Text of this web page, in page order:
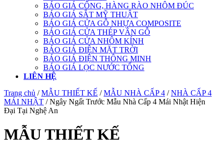
BÁO GIÁ CỔNG, HÀNG RÀO NHÔM ĐÚC
BÁO GIÁ SẮT MỸ THUẬT
BÁO GIÁ CỬA GỖ NHỰA COMPOSITE
BÁO GIÁ CỬA THÉP VÂN GỖ
BÁO GIÁ CỬA NHÔM KÍNH
BÁO GIÁ ĐIỆN MẶT TRỜI
BÁO GIÁ ĐIỆN THÔNG MINH
BÁO GIÁ LỌC NƯỚC TỔNG
LIÊN HỆ
Trang chủ /MẪU THIẾT KẾ /MẪU NHÀ CẤP 4 /NHÀ CẤP 4
MÁI NHẬT / Ngây Ngất Trước Mẫu Nhà Cấp 4 Mái Nhật Hiện
Đại Tại Nghệ An
MẪU THIẾT KẾ